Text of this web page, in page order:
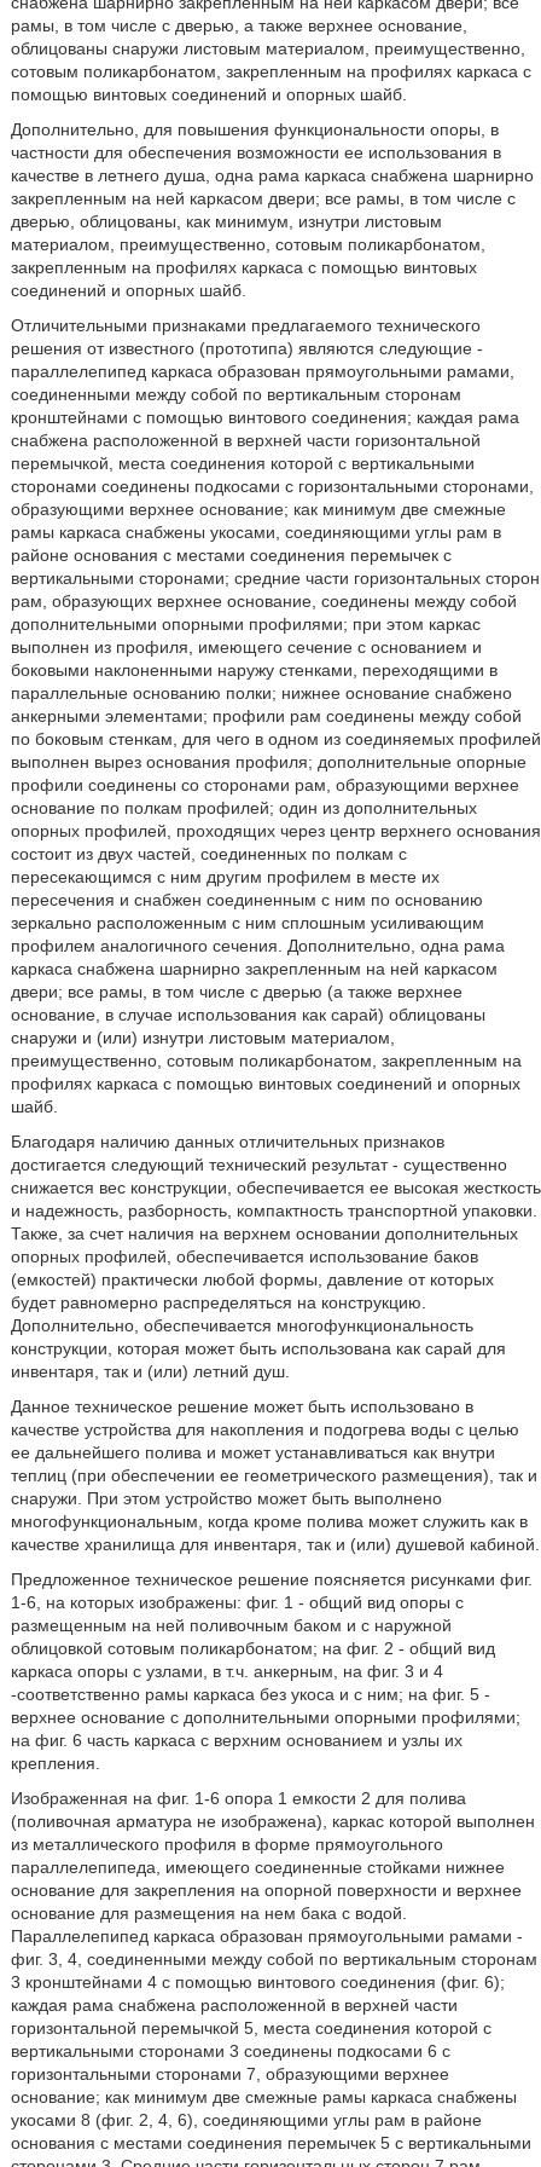
рамы, в том числе с дверью, а также верхнее основание,
облицованы снаружи листовым материалом, преимущественно,
сотовым поликарбонатом, закрепленным на профилях каркаса с
помощью винтовых соединений и опорных шайб.
Дополнительно, для повышения функциональности опоры, в
частности для обеспечения возможности ее использования в
качестве в летнего душа, одна рама каркаса снабжена шарнирно
закрепленным на ней каркасом двери; все рамы, в том числе с
дверью, облицованы, как минимум, изнутри листовым
материалом, преимущественно, сотовым поликарбонатом,
закрепленным на профилях каркаса с помощью винтовых
соединений и опорных шайб.
Отличительными признаками предлагаемого технического
решения от известного (прототипа) являются следующие -
параллелепипед каркаса образован прямоугольными рамами,
соединенными между собой по вертикальным сторонам
кронштейнами с помощью винтового соединения; каждая рама
снабжена расположенной в верхней части горизонтальной
перемычкой, места соединения которой с вертикальными
сторонами соединены подкосами с горизонтальными сторонами,
образующими верхнее основание; как минимум две смежные
рамы каркаса снабжены укосами, соединяющими углы рам в
районе основания с местами соединения перемычек с
вертикальными сторонами; средние части горизонтальных сторон
рам, образующих верхнее основание, соединены между собой
дополнительными опорными профилями; при этом каркас
выполнен из профиля, имеющего сечение с основанием и
боковыми наклоненными наружу стенками, переходящими в
параллельные основанию полки; нижнее основание снабжено
анкерными элементами; профили рам соединены между собой
по боковым стенкам, для чего в одном из соединяемых профилей
выполнен вырез основания профиля; дополнительные опорные
профили соединены со сторонами рам, образующими верхнее
основание по полкам профилей; один из дополнительных
опорных профилей, проходящих через центр верхнего основания
состоит из двух частей, соединенных по полкам с
пересекающимся с ним другим профилем в месте их
пересечения и снабжен соединенным с ним по основанию
зеркально расположенным с ним сплошным усиливающим
профилем аналогичного сечения. Дополнительно, одна рама
каркаса снабжена шарнирно закрепленным на ней каркасом
двери; все рамы, в том числе с дверью (а также верхнее
основание, в случае использования как сарай) облицованы
снаружи и (или) изнутри листовым материалом,
преимущественно, сотовым поликарбонатом, закрепленным на
профилях каркаса с помощью винтовых соединений и опорных
шайб.
Благодаря наличию данных отличительных признаков
достигается следующий технический результат - существенно
снижается вес конструкции, обеспечивается ее высокая жесткость
и надежность, разборность, компактность транспортной упаковки.
Также, за счет наличия на верхнем основании дополнительных
опорных профилей, обеспечивается использование баков
(емкостей) практически любой формы, давление от которых
будет равномерно распределяться на конструкцию.
Дополнительно, обеспечивается многофункциональность
конструкции, которая может быть использована как сарай для
инвентаря, так и (или) летний душ.
Данное техническое решение может быть использовано в
качестве устройства для накопления и подогрева воды с целью
ее дальнейшего полива и может устанавливаться как внутри
теплиц (при обеспечении ее геометрического размещения), так и
снаружи. При этом устройство может быть выполнено
многофункциональным, когда кроме полива может служить как в
качестве хранилища для инвентаря, так и (или) душевой кабиной.
Предложенное техническое решение поясняется рисунками фиг.
1-6, на которых изображены: фиг. 1 - общий вид опоры с
размещенным на ней поливочным баком и с наружной
облицовкой сотовым поликарбонатом; на фиг. 2 - общий вид
каркаса опоры с узлами, в т.ч. анкерным, на фиг. 3 и 4
-соответственно рамы каркаса без укоса и с ним; на фиг. 5 -
верхнее основание с дополнительными опорными профилями;
на фиг. 6 часть каркаса с верхним основанием и узлы их
крепления.
Изображенная на фиг. 1-6 опора 1 емкости 2 для полива
(поливочная арматура не изображена), каркас которой выполнен
из металлического профиля в форме прямоугольного
параллелепипеда, имеющего соединенные стойками нижнее
основание для закрепления на опорной поверхности и верхнее
основание для размещения на нем бака с водой.
Параллелепипед каркаса образован прямоугольными рамами -
фиг. 3, 4, соединенными между собой по вертикальным сторонам
3 кронштейнами 4 с помощью винтового соединения (фиг. 6);
каждая рама снабжена расположенной в верхней части
горизонтальной перемычкой 5, места соединения которой с
вертикальными сторонами 3 соединены подкосами 6 с
горизонтальными сторонами 7, образующими верхнее
основание; как минимум две смежные рамы каркаса снабжены
укосами 8 (фиг. 2, 4, 6), соединяющими углы рам в районе
основания с местами соединения перемычек 5 с вертикальными